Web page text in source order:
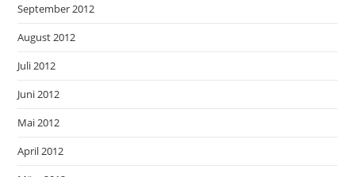
September 2012
August 2012
Juli 2012
Juni 2012
Mai 2012
April 2012